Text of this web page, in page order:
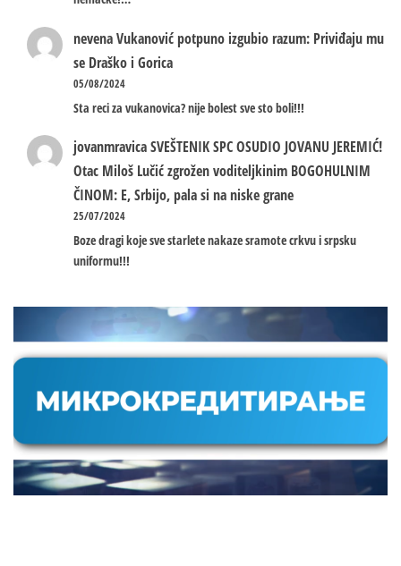
nevenaVukanović potpuno izgubio razum: Priviđaju mu
se Draško i Gorica
05/08/2024
Sta reci za vukanovica? nije bolest sve sto boli!!!
jovanmravicaSVEŠTENIK SPC OSUDIO JOVANU JEREMIĆ!
Otac Miloš Lučić zgrožen voditeljkinim BOGOHULNIM
ČINOM: E, Srbijo, pala si na niske grane
25/07/2024
Boze dragi koje sve starlete nakaze sramote crkvu i srpsku
uniformu!!!